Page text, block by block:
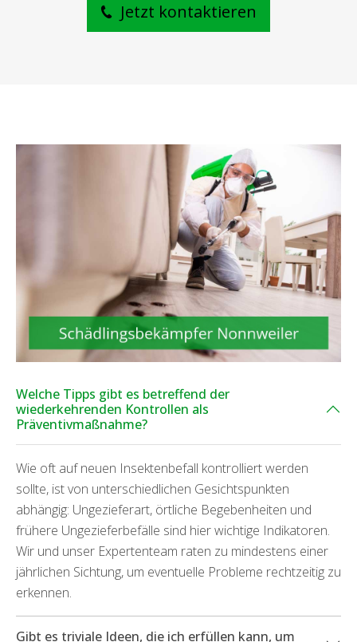
Jetzt kontaktieren
Welche Tipps gibt es betreffend der
wiederkehrenden Kontrollen als
Präventivmaßnahme?
Wie oft auf neuen Insektenbefall kontrolliert werden
sollte, ist von unterschiedlichen Gesichtspunkten
abhängig: Ungezieferart, örtliche Begebenheiten und
frühere Ungezieferbefälle sind hier wichtige Indikatoren.
Wir und unser Expertenteam raten zu mindestens einer
jährlichen Sichtung, um eventuelle Probleme rechtzeitig zu
erkennen.
Gibt es triviale Ideen, die ich erfüllen kann, um